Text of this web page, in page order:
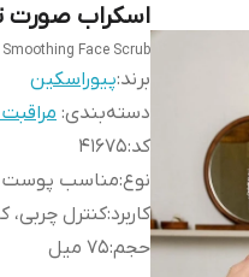
اسکراب صورت
Smoothing Face Scrub
برند:پیوراسکین
دسته‌بندی:
کد:۴۱۶۷۵
نوع:مناسب پوست
کاربرد:کنترل
حجم:۷۵ میل